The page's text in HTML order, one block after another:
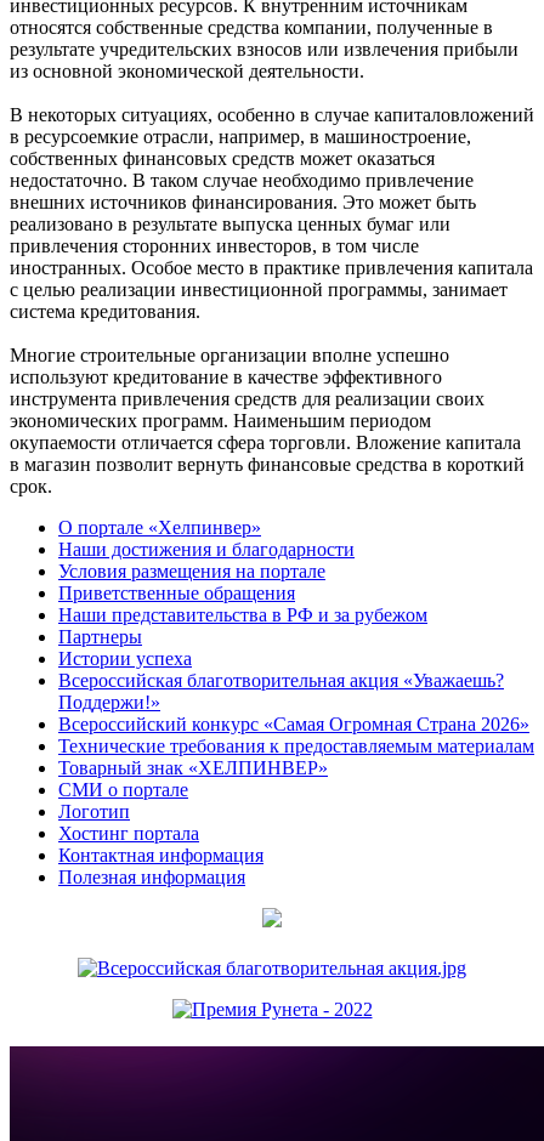
инвестиционных ресурсов. К внутренним источникам
относятся собственные средства компании, полученные в
результате учредительских взносов или извлечения прибыли
из основной экономической деятельности.
В некоторых ситуациях, особенно в случае капиталовложений
в ресурсоемкие отрасли, например, в машиностроение,
собственных финансовых средств может оказаться
недостаточно. В таком случае необходимо привлечение
внешних источников финансирования. Это может быть
реализовано в результате выпуска ценных бумаг или
привлечения сторонних инвесторов, в том числе
иностранных. Особое место в практике привлечения капитала
с целью реализации инвестиционной программы, занимает
система кредитования.
Многие строительные организации вполне успешно
используют кредитование в качестве эффективного
инструмента привлечения средств для реализации своих
экономических программ. Наименьшим периодом
окупаемости отличается сфера торговли. Вложение капитала
в магазин позволит вернуть финансовые средства в короткий
срок.
О портале «Хелпинвер»
Наши достижения и благодарности
Условия размещения на портале
Приветственные обращения
Наши представительства в РФ и за рубежом
Партнеры
Истории успеха
Всероссийская благотворительная акция «Уважаешь?
Поддержи!»
Всероссийский конкурс «Самая Огромная Страна 2026»
Технические требования к предоставляемым материалам
Товарный знак «ХЕЛПИНВЕР»
СМИ о портале
Логотип
Хостинг портала
Контактная информация
Полезная информация